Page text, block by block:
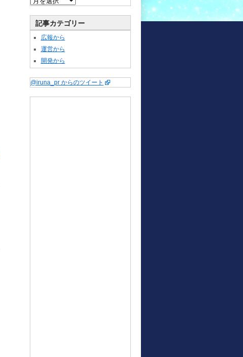
記事カテゴリー
広報から
運営から
開発から
@iruna_pr からのツイート